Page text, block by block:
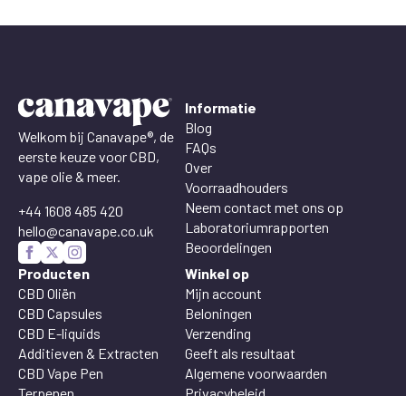
Welkom bij Canavape®, de
eerste keuze voor CBD,
vape olie & meer.
+44 1608 485 420
hello@canavape.co.uk
Informatie
Blog
FAQs
Over
Voorraadhouders
Neem contact met ons op
Laboratoriumrapporten
Beoordelingen
Producten
CBD Oliën
CBD Capsules
CBD E-liquids
Additieven & Extracten
CBD Vape Pen
Terpenen
Winkel op
Mijn account
Beloningen
Verzending
Geeft als resultaat
Algemene voorwaarden
Privacybeleid